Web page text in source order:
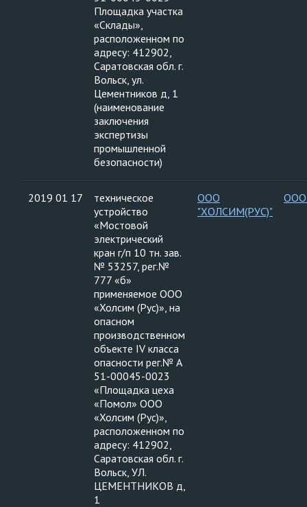
Площадка участка
«Склады»,
расположенном по
адресу: 412902,
Саратовская обл. г.
Вольск, ул.
Цементников д, 1
(наименование
заключения
экспертизы
промышленной
безопасности)
2019 01 17
техническое
устройство
«Мостовой
электрический
кран г/п 10 тн. зав.
№ 53257, рег.№
777 «б»
применяемое ООО
«Холсим (Рус)», на
опасном
производственном
объекте IV класса
опасности рег.№ А
51-00045-0023
«Площадка цеха
«Помол» ООО
«Холсим (Рус)»,
расположенном по
адресу: 412902,
Саратовская обл. г.
Вольск, УЛ.
ЦЕМЕНТНИКОВ д,
1
ООО
"ХОЛСИМ(РУС)"
ООО